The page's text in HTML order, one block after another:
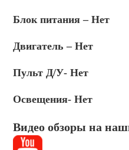
Блок питания – Нет
Двигатель – Нет
Пульт Д/У- Нет
Освещения- Нет
Видео обзоры на